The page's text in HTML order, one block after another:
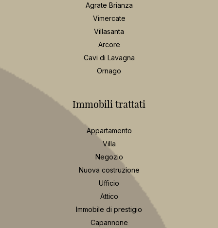
Agrate Brianza
Vimercate
Villasanta
Arcore
Cavi di Lavagna
Ornago
Immobili trattati
Appartamento
Villa
Negozio
Nuova costruzione
Ufficio
Attico
Immobile di prestigio
Capannone